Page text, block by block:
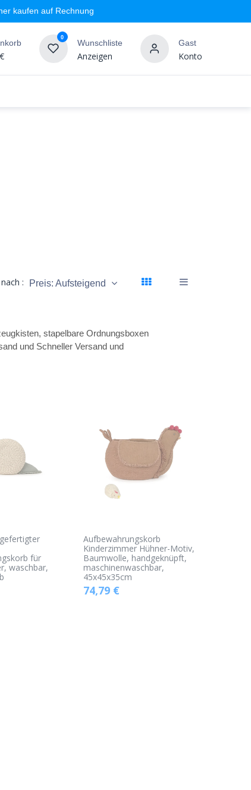
kaufen auf Rechnung
€
0
Wunschliste
Anzeigen
Gast
Konto
: Preis: Aufsteigend
stapelbare Ordnungsboxen
und Schneller Versand und
für
waschbar,
Aufbewahrungskorb
Kinderzimmer Hühner-Motiv,
Baumwolle, handgeknüpft,
maschinenwaschbar,
45x45x35cm
74,79 €